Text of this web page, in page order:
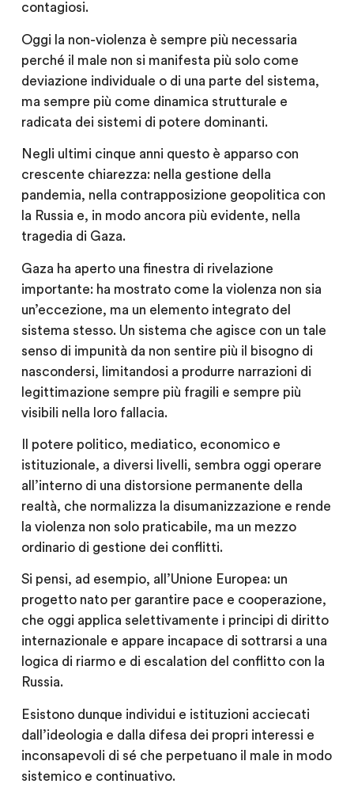
contagiosi.
Oggi la non-violenza è sempre più necessaria
perché il male non si manifesta più solo come
deviazione individuale o di una parte del sistema,
ma sempre più come dinamica strutturale e
radicata dei sistemi di potere dominanti.
Negli ultimi cinque anni questo è apparso con
crescente chiarezza: nella gestione della
pandemia, nella contrapposizione geopolitica con
la Russia e, in modo ancora più evidente, nella
tragedia di Gaza.
Gaza ha aperto una finestra di rivelazione
importante: ha mostrato come la violenza non sia
un’eccezione, ma un elemento integrato del
sistema stesso. Un sistema che agisce con un tale
senso di impunità da non sentire più il bisogno di
nascondersi, limitandosi a produrre narrazioni di
legittimazione sempre più fragili e sempre più
visibili nella loro fallacia.
Il potere politico, mediatico, economico e
istituzionale, a diversi livelli, sembra oggi operare
all’interno di una distorsione permanente della
realtà, che normalizza la disumanizzazione e rende
la violenza non solo praticabile, ma un mezzo
ordinario di gestione dei conflitti.
Si pensi, ad esempio, all’Unione Europea: un
progetto nato per garantire pace e cooperazione,
che oggi applica selettivamente i principi di diritto
internazionale e appare incapace di sottrarsi a una
logica di riarmo e di escalation del conflitto con la
Russia.
Esistono dunque individui e istituzioni acciecati
dall’ideologia e dalla difesa dei propri interessi e
inconsapevoli di sé che perpetuano il male in modo
sistemico e continuativo.